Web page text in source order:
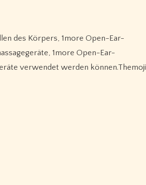
1more Open-Ear-
verwendet werden können.Themoji